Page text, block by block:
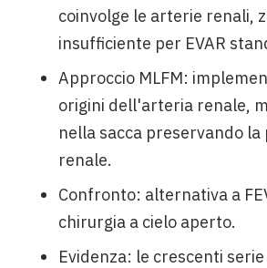
coinvolge le arterie renali,
insufficiente per EVAR
Approccio MLFM:
origini dell'arteria renale,
nella sacca preservando la
renale.
Confronto: alternativa a
chirurgia a cielo aperto.
Evidenza: le crescenti